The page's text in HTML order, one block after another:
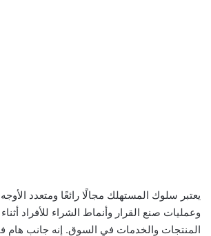
يعتبر سلوك المستهلك مجالًا رائعًا ومتعدد
وعمليات صنع القرار وأنماط الشراء للأفراد
المنتجات والخدمات في السوق. إنه جانب هام